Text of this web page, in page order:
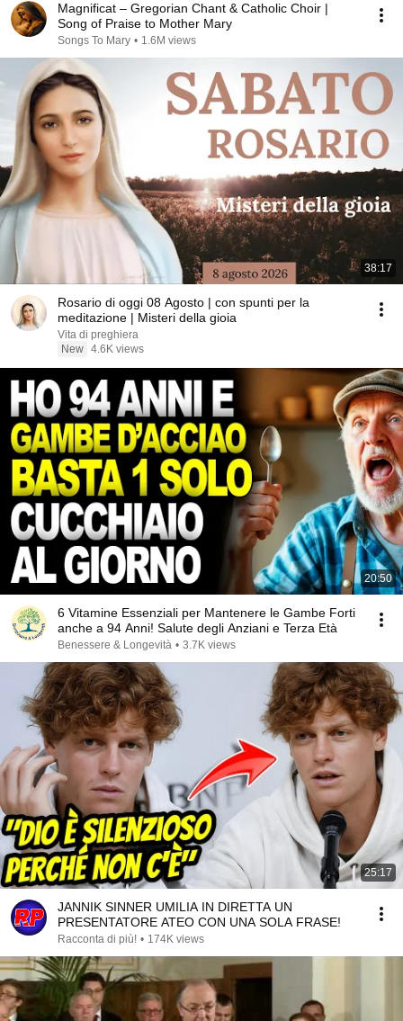
Magnificat – Gregorian Chant & Catholic Choir |
Song of Praise to Mother Mary
Songs To Mary • 1.6M views
38:17
Rosario di oggi 08 Agosto | con spunti per la
meditazione | Misteri della gioia
Vita di preghiera
New 4.6K views
20:50
6 Vitamine Essenziali per Mantenere le Gambe Forti
anche a 94 Anni! Salute degli Anziani e Terza Età
Benessere & Longevità • 3.7K views
25:17
JANNIK SINNER UMILIA IN DIRETTA UN
PRESENTATORE ATEO CON UNA SOLA FRASE!
Racconta di più! • 174K views